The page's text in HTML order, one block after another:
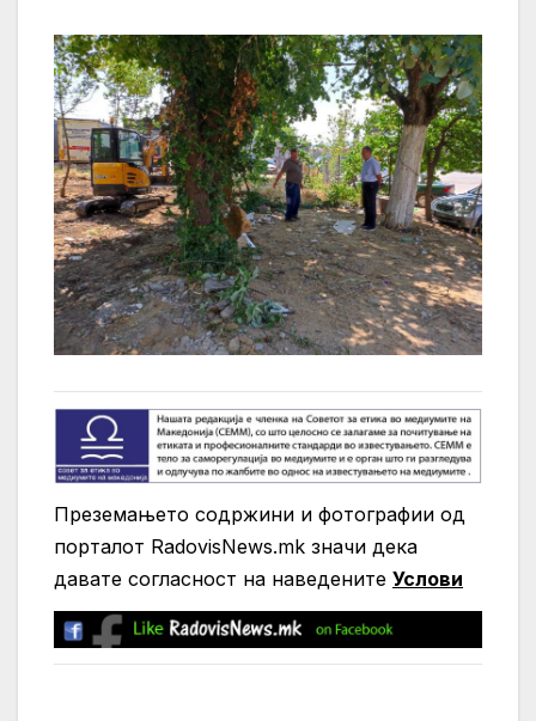
Преземањето содржини и фотографии од
порталот RadovisNews.mk значи дека
давате согласност на нaведените Услови